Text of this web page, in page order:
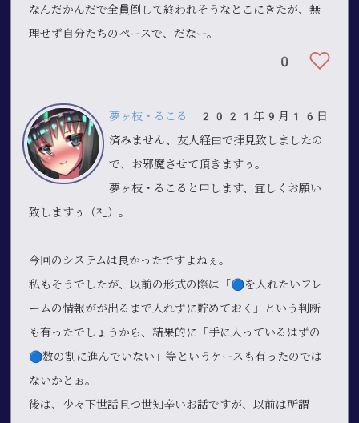
なんだかんだで全員倒して終われそうなとこにきたが、無
理せず自分たちのペースで、だなー。
0
夢ヶ枝・るこる
2021年9月16日
済みません、友人経由で拝見致しましたの
で、お邪魔させて頂きますぅ。
夢ヶ枝・るこると申します、宜しくお願い
致しますぅ（礼）。
今回のシステムは良かったですよねぇ。
私もそうでしたが、以前の形式の際は「🔵を入れたいフレ
ームの情報がが出るまで入れずに貯めておく」という判断
も有ったでしょうから、結果的に「手に入っているはずの
🔵数の割に進んでいない」等というケースも有ったのでは
ないかとぉ。
後は、少々下世話且つ世知辛いお話ですが、以前は所謂